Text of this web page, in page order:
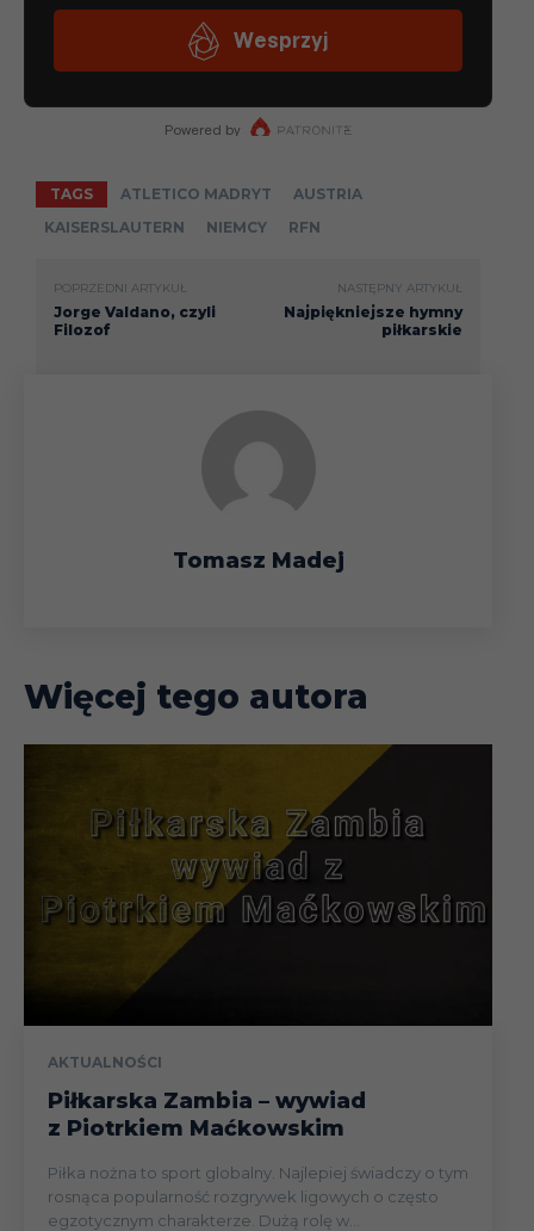
TAGS ATLETICO MADRYT
AUSTRIA
KAISERSLAUTERN
NIEMCY RFN
POPRZEDNI ARTYKUŁ
Jorge Valdano, czyli
Filozof
NASTĘPNY ARTYKUŁ
Najpiękniejsze hymny
piłkarskie
Tomasz Madej
Więcej tego autora
AKTUALNOŚCI
Piłkarska Zambia – wywiad
z Piotrkiem Maćkowskim
Piłka nożna to sport globalny. Najlepiej świadczy o tym
rosnąca popularność rozgrywek ligowych o często
egzotycznym charakterze. Dużą rolę w...